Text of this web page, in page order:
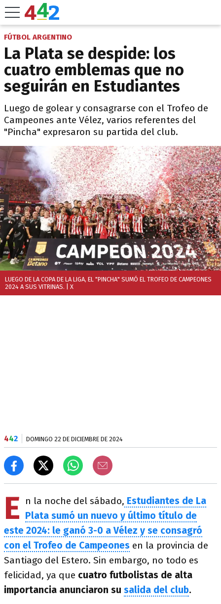
FÚTBOL ARGENTINO
La Plata se despide: los
cuatro emblemas que no
seguirán en Estudiantes
Luego de golear y consagrarse con el Trofeo de
Campeones ante Vélez, varios referentes del
"Pincha" expresaron su partida del club.
LUEGO DE LA COPA DE LA LIGA, EL "PINCHA" SUMÓ EL TROFEO DE CAMPEONES
2024 A SUS VITRINAS. | X
442 DOMINGO 22 DE DICIEMBRE DE 2024
E n la noche del sábado, Estudiantes de La
Plata sumó un nuevo y último título de
este 2024: le ganó 3-0 a Vélez y se consagró
con el Trofeo de Campeones en la provincia de
Santiago del Estero. Sin embargo, no todo es
felicidad, ya que cuatro futbolistas de alta
importancia anunciaron su salida del club.